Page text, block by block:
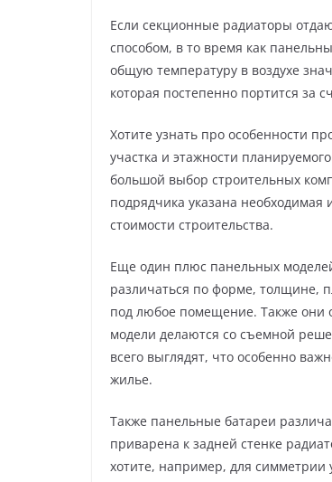
Если секционные радиаторы
способом, в то время как
общую температуру в воздухе
которая постепенно портится за
Хотите узнать про особенности
участка и этажности
большой выбор строительных
подрядчика указана
стоимости строительства.
Еще один плюс панельных
различаться по форме, толщине,
под любое помещение. Также они
модели делаются со съемной
всего выглядят, что особенно
жилье.
Также панельные батареи
приварена к задней стенке
хотите, например, для симметрии